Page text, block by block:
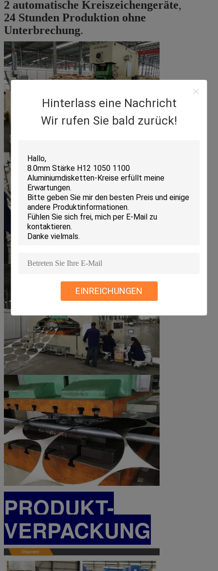
Hinterlass eine Nachricht
Wir rufen Sie bald zurück!
EINREICHUNGEN
2 automatische Kreiszeichengeräte,
24 Stunden Produktion ohne
Unterbrechung.
PRODUKT-
VERPACKUNG